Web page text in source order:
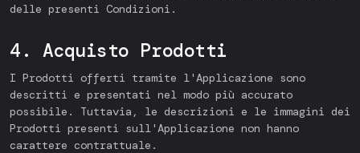
delle presenti Condizioni.
4. Acquisto Prodotti
I Prodotti offerti tramite l'Applicazione sono
descritti e presentati nel modo più accurato
possibile. Tuttavia, le descrizioni e le immagini dei
Prodotti presenti sull'Applicazione non hanno
carattere contrattuale.